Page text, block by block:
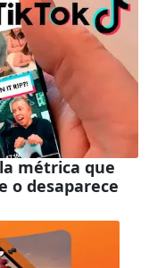
métrica que
o desaparece